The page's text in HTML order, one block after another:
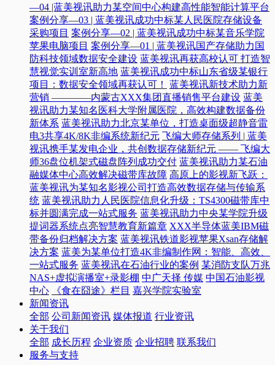
—04 |蓝美视讯助力某空间中心构建高性能智能计算平台​
案例分享—03 | 蓝美视讯成功中标某人民医院存储设备
采购项目 案例分享—02 | 蓝美视讯成功中标某音乐学院
苹果电脑项目 案例分享—01 | 蓝美视讯国产存储助力国
防科技领域数据安全建设 蓝美视讯再获高校认可 打造智
慧视觉实训室新高地 蓝美视讯成功中标山东省级某银行
项目：数据安全领域再获认可！
蓝美视讯新技术助力新
营销 ————内蒙古XXX集团直播销售平台建设 蓝美
视讯助力某知名医科大学附属医院，高效构建数据备份
新体系 蓝美视讯助力北京某单位，打造桌面级超静音雷
电3共享4K/8K非编系统新纪元 飞编大师存储系列 | 蓝美
视讯携手某发电企业，共创数据存储新纪元 —— 飞编大
师36盘位机架式磁盘阵列成功交付 蓝美视讯助力某石油
融媒体中心高效解决磁带库故障 高原上的影视新飞跃：
蓝美视讯为某知名影视公司打造高效数据存储与传输系
统 蓝美视讯助力人民医院信息化升级：TS4300磁带库中
标并圆满完成一站式服务 蓝美视讯助力中央某学院升级
提词器系统点亮智慧教育新篇章 XXX半导体蓝美IBM磁
带备份归档解决方案 蓝美视讯铁道影视苹果Xsan存储解
决方案 蓝美为某单位打造4K非编制作网：智能、高效、
一站式服务 蓝美视讯在石油行业的案例 某消防支队万兆
NAS+虚拟演播室+录影棚 中广天择 传媒 中国石油影视
中心
《食在囧途》栏目 嘉兴学院实验室
新闻资讯
全部 公司新闻资讯 媒体报道 行业资讯
关于我们
全部 成长历程 企业资质 企业招聘 联系我们
服务与支持